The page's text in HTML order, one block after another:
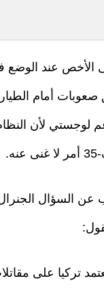
الأخص عند الوضع
أمام
لوجستي لأن
"ما هي الخطة البديلة إزاء إف-35؟".